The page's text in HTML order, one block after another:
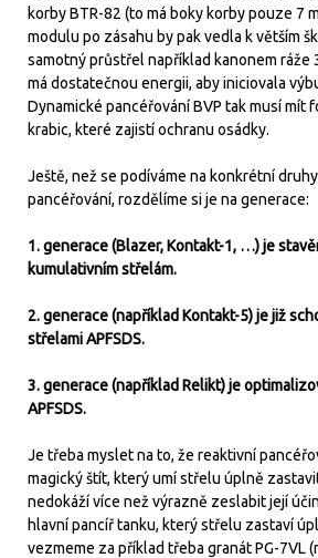
korby BTR-82 (to má boky korby pouze 7
modulu po zásahu by pak vedla k větším
samotný průstřel například kanonem ráže
má dostatečnou energii, aby iniciovala
Dynamické pancéřování BVP tak musí mít
krabic, které zajistí ochranu osádky.
Ještě, než se podíváme na konkrétní
pancéřování, rozdělíme si je na generace:
1. generace (Blazer, Kontakt-1, …) je
kumulativním střelám.
2. generace (například Kontakt-5) je již
střelami APFSDS.
3. generace (například Relikt) je
APFSDS.
Je třeba myslet na to, že reaktivní
magický štít, který umí střelu úplně
nedokáží více než výrazně zeslabit její
hlavní pancíř tanku, který střelu zastaví
vezmeme za příklad třeba granát PG-7VL